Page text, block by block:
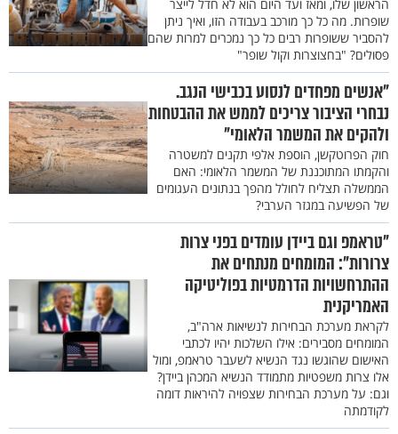
הראשון שלו, ומאז ועד היום הוא לא חדל לייצר
שופרות. מה כל כך מורכב בעבודה הזו, ואיך ניתן
להסביר ששופרות רבים כל כך נמכרים למרות שהם
פסולים? "בחצוצרות וקול שופר"
"אנשים מפחדים לנסוע בכבישי הנגב.
נבחרי הציבור צריכים לממש את ההבטחות
ולהקים את המשמר הלאומי"
חוק הפרוטקשן, הוספת אלפי תקנים למשטרה
והקמתו המתוכננת של המשמר הלאומי: האם
הממשלה תצליח לחולל מהפך בנתונים העגומים
של הפשיעה במגזר הערבי?
"טראמפ וגם ביידן עומדים בפני צרות
צרורות": המומחים מנתחים את
ההתרחשויות הדרמטיות בפוליטיקה
האמריקנית
לקראת מערכת הבחירות לנשיאות ארה"ב,
המומחים מסבירים: אילו השלכות יהיו לכתבי
האישום שהוגשו נגד הנשיא לשעבר טראמפ, ומול
אלו צרות משפטיות מתמודד הנשיא המכהן ביידן?
וגם: על מערכת הבחירות שצפויה להיראות דומה
לקודמתה